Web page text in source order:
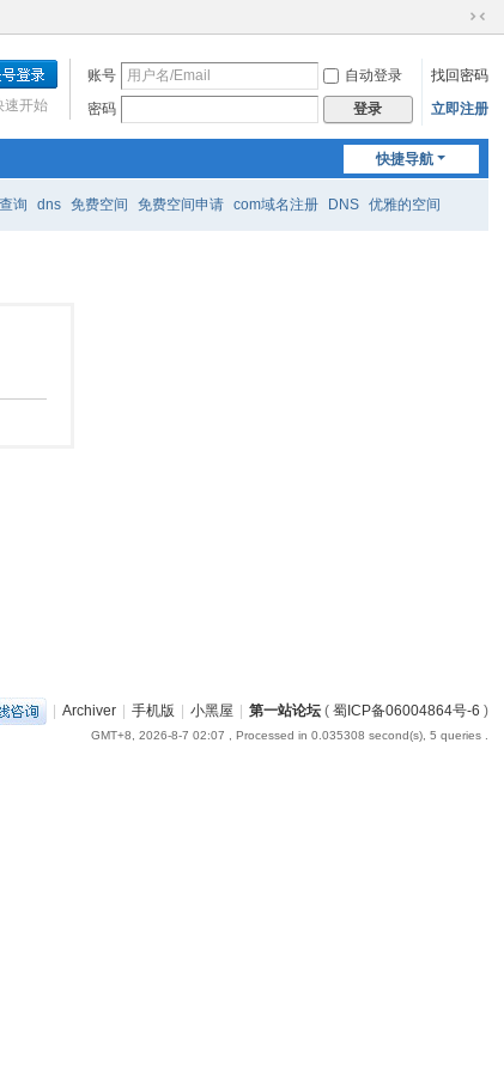
切
到
窄
账号 自动登录
找回密码
密码
登录 立即注册
速开始
快捷导航
询 dns 免费空间 免费空间申请 com域名注册 DNS 优雅的空间
| Archiver | 手机版 | 小黑屋 | 第一站论坛( 蜀ICP备06004864号-6 )
GMT+8, 2026-8-7 02:07 , Processed in 0.035308 second(s), 5 queries .